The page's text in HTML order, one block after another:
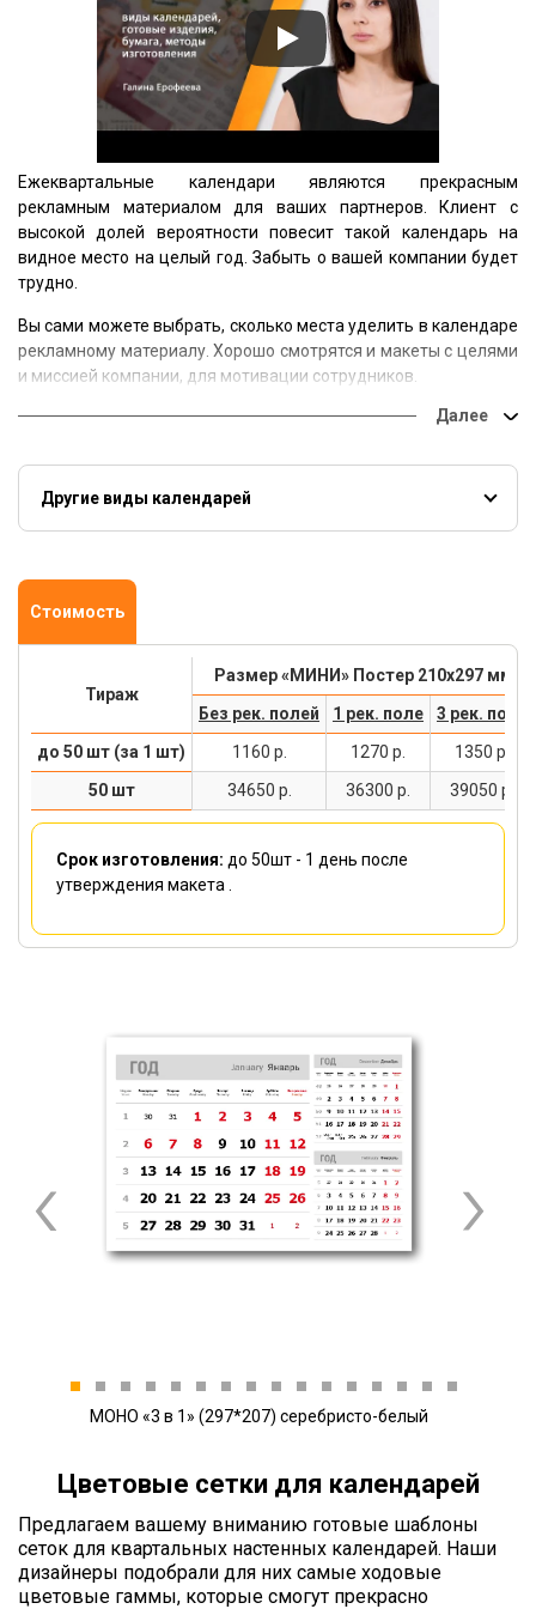
Ежеквартальные календари являются прекрасным
рекламным материалом для ваших партнеров. Клиент с
высокой долей вероятности повесит такой календарь на
видное место на целый год. Забыть о вашей компании будет
трудно.
Вы сами можете выбрать, сколько места уделить в календаре
рекламному материалу. Хорошо смотрятся и макеты с целями
и миссией компании, для мотивации сотрудников.
Будем рады изготовить для вас тираж “квартальников” с
дизайн сами.
Другие виды календарей
Календари магнитные
Стоимость
Тираж
Размер «МИНИ» Постер 210х297 мм
Без рек. полей
1 рек. поле
3 рек. поля
до 50 шт (за 1 шт)
1160 р. 1270 р.
1350 р.
50 шт
34650 р. 36300 р. 39050 р.
Срок изготовления: до 50шт - 1 день после
утверждения макета .
Previous Next
1 2 3 4 5 6 7 8 9 10 11 12 13 14 15
16
МОНО «3 в 1» (297*207) серебристо-белый
Цветовые сетки для календарей
Предлагаем вашему вниманию готовые шаблоны
сеток для квартальных настенных календарей. Наши
дизайнеры подобрали для них самые ходовые
цветовые гаммы, которые смогут прекрасно